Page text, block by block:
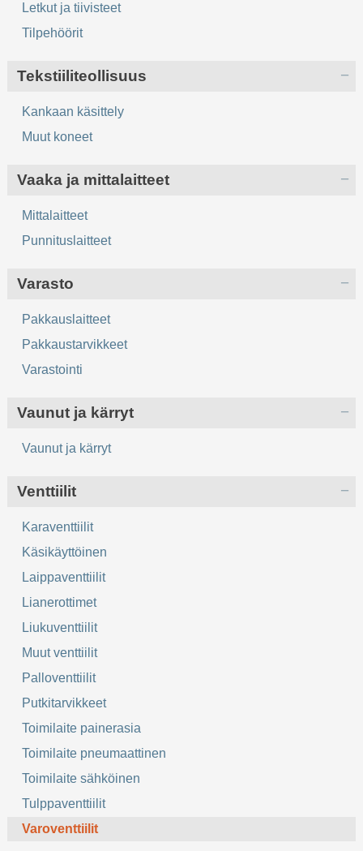
Letkut ja tiivisteet
Tilpehöörit
Tekstiiliteollisuus
Kankaan käsittely
Muut koneet
Vaaka ja mittalaitteet
Mittalaitteet
Punnituslaitteet
Varasto
Pakkauslaitteet
Pakkaustarvikkeet
Varastointi
Vaunut ja kärryt
Vaunut ja kärryt
Venttiilit
Karaventtiilit
Käsikäyttöinen
Laippaventtiilit
Lianerottimet
Liukuventtiilit
Muut venttiilit
Palloventtiilit
Putkitarvikkeet
Toimilaite painerasia
Toimilaite pneumaattinen
Toimilaite sähköinen
Tulppaventtiilit
Varoventtiilit